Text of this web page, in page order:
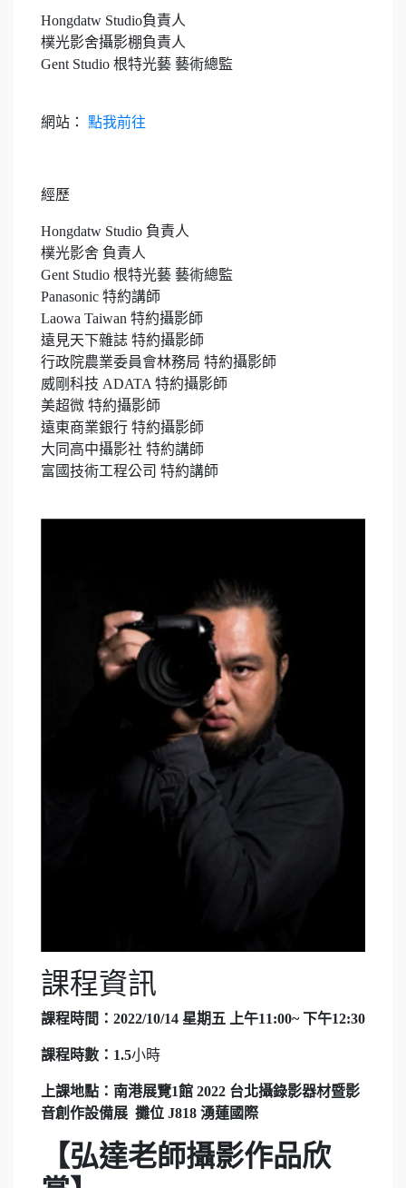
Hongdatw Studio負責人
樸光影舍攝影棚負責人
Gent Studio 根特光藝 藝術總監
網站： 點我前往
經歷
Hongdatw Studio 負責人
樸光影舍 負責人
Gent Studio 根特光藝 藝術總監
Panasonic 特約講師
Laowa Taiwan 特約攝影師
遠見天下雜誌 特約攝影師
行政院農業委員會林務局 特約攝影師
威剛科技 ADATA 特約攝影師
美超微 特約攝影師
遠東商業銀行 特約攝影師
大同高中攝影社 特約講師
富國技術工程公司 特約講師
課程資訊
課程時間：2022/10/14 星期五 上午11:00~ 下午12:30
課程時數：1.5小時
上課地點：南港展覽1館 2022 台北攝錄影器材暨影
音創作設備展 攤位 J818 湧蓮國際
【弘達老師攝影作品欣